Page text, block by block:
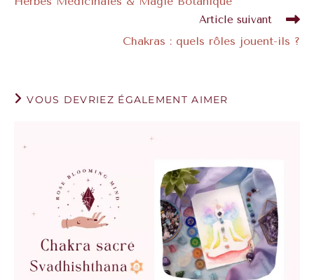
Article suivant
Chakras : quels rôles jouent-ils ?
VOUS DEVRIEZ ÉGALEMENT AIMER